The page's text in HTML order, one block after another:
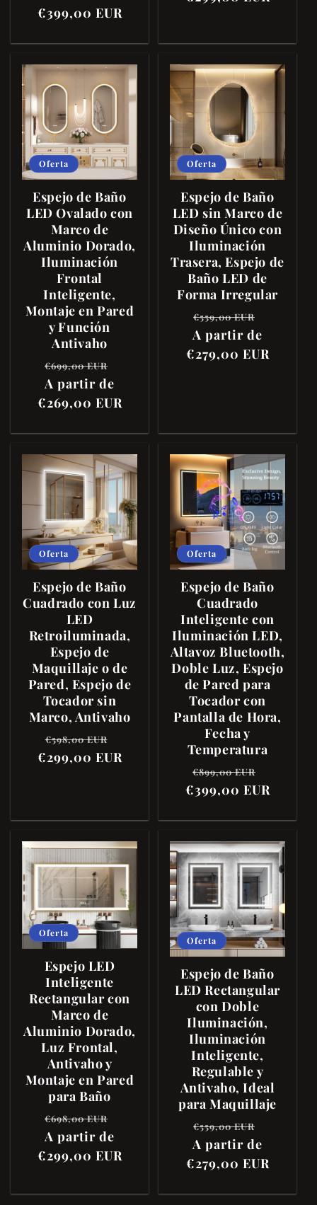
habitual
de
€399,00 EUR
Oferta
Espejo de Baño
LED Ovalado con
Marco de
Aluminio Dorado,
Iluminación
Frontal
Inteligente,
Montaje en Pared
y Función
Antivaho
Precio
habitual
€699,00 EUR
oferta
A partir de
€269,00 EUR
Oferta
Espejo de Baño
LED sin Marco de
Diseño Único con
Iluminación
Trasera, Espejo de
Baño LED de
Forma Irregular
Precio
habitual
€559,00 EUR
oferta
A partir de
€279,00 EUR
Oferta
Espejo de Baño
Cuadrado con Luz
LED
Retroiluminada,
Espejo de
Maquillaje o de
Pared, Espejo de
Tocador sin
Marco, Antivaho
Precio
habitual
€598,00 EUR
de
€299,00 EUR
Oferta
Espejo de Baño
Cuadrado
Inteligente con
Iluminación LED,
Altavoz Bluetooth,
Doble Luz, Espejo
de Pared para
Tocador con
Pantalla de Hora,
Fecha y
Temperatura
Precio
habitual
€899,00 EUR
de
€399,00 EUR
Oferta
Espejo LED
Inteligente
Rectangular con
Marco de
Aluminio Dorado,
Luz Frontal,
Antivaho y
Montaje en Pared
para Baño
Precio
habitual
€698,00 EUR
oferta
A partir de
€299,00 EUR
Oferta
Espejo de Baño
LED Rectangular
con Doble
Iluminación,
Iluminación
Inteligente,
Regulable y
Antivaho, Ideal
para Maquillaje
Precio
habitual
€559,00 EUR
oferta
A partir de
€279,00 EUR